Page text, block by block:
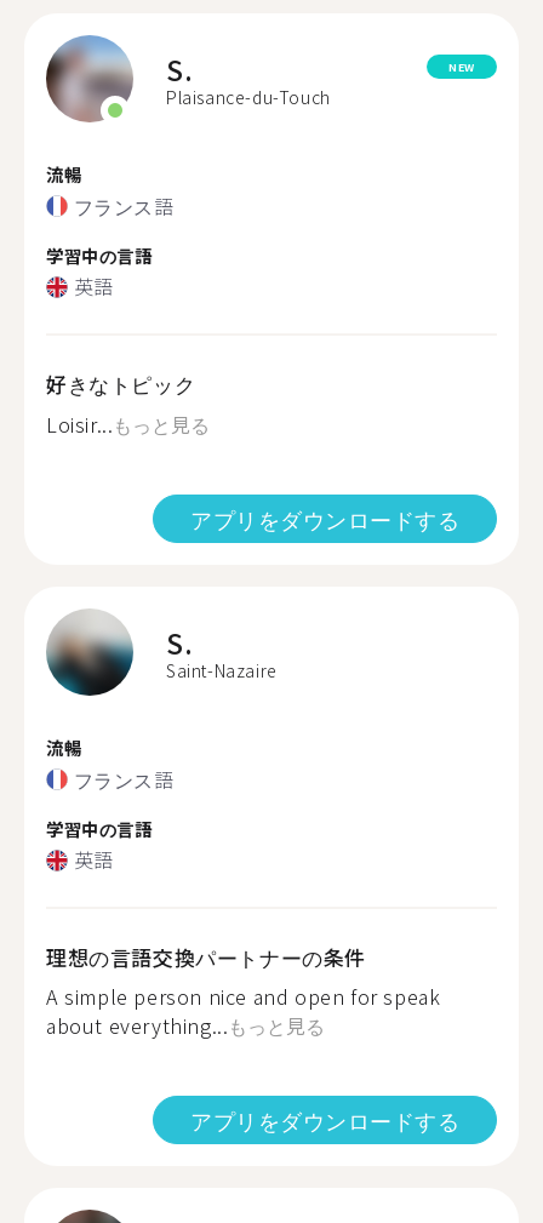
S.
Plaisance-du-Touch
NEW
流暢
フランス語
学習中の言語
英語
好きなトピック
Loisir...もっと見る
アプリをダウンロードする
S.
Saint-Nazaire
流暢
フランス語
学習中の言語
英語
理想の言語交換パートナーの条件
A simple person nice and open for speak
about everything...もっと見る
アプリをダウンロードする